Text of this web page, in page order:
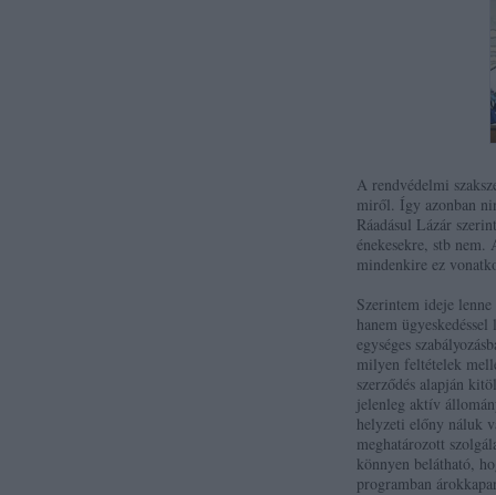
A rendvédelmi
miről. Így azonban
Ráadásul Lázár
énekesekre, stb
mindenkire ez
Szerintem ideje
hanem
egységes
milyen feltételek
szerződés alapján
jelenleg aktív
helyzeti előny náluk
meghatározott
könnyen belátható,
programban